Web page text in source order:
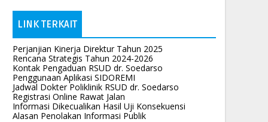
LINK TERKAIT
Perjanjian Kinerja Direktur Tahun 2025
Rencana Strategis Tahun 2024-2026
Kontak Pengaduan RSUD dr. Soedarso
Penggunaan Aplikasi SIDOREMI
Jadwal Dokter Poliklinik RSUD dr. Soedarso
Registrasi Online Rawat Jalan
Informasi Dikecualikan Hasil Uji Konsekuensi
Alasan Penolakan Informasi Publik